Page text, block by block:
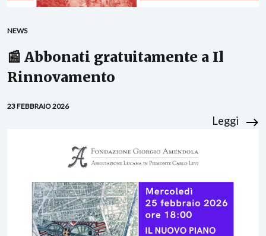
NEWS
📰 Abbonati gratuitamente a Il
Rinnovamento
23 FEBBRAIO 2026
Leggi